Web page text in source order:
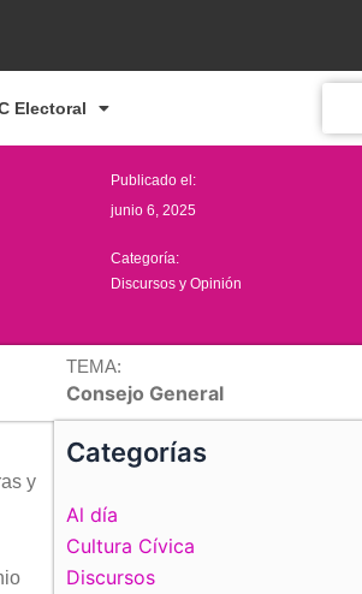
Electoral
Publicado el:
junio 6, 2025
Categoría:
Discursos y Opinión
TEMA:
Consejo General
y
Categorías
Al día
Cultura Cívica
Discursos